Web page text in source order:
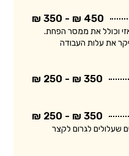
450 ₪ - 350 ₪
וכולל את ממסר הפחת.
את עלות העבודה
350 ₪ - 250 ₪
350 ₪ - 250 ₪
שעלולים לגרום לקצר